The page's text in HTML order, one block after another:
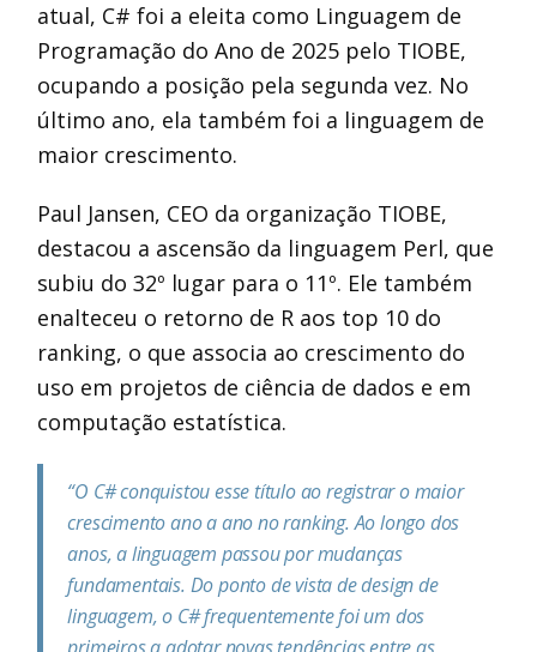
atual, C# foi a eleita como Linguagem de
Programação do Ano de 2025 pelo TIOBE,
ocupando a posição pela segunda vez. No
último ano, ela também foi a linguagem de
maior crescimento.
Paul Jansen, CEO da organização TIOBE,
destacou a ascensão da linguagem Perl, que
subiu do 32º lugar para o 11º. Ele também
enalteceu o retorno de R aos top 10 do
ranking, o que associa ao crescimento do
uso em projetos de ciência de dados e em
computação estatística.
“O C# conquistou esse título ao registrar o maior
crescimento ano a ano no ranking. Ao longo dos
anos, a linguagem passou por mudanças
fundamentais. Do ponto de vista de design de
linguagem, o C# frequentemente foi um dos